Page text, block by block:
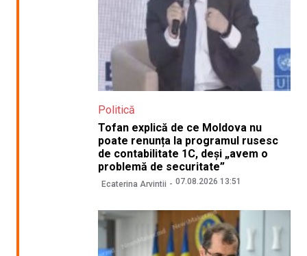
Politică
Tofan explică de ce Moldova nu
poate renunța la programul rusesc
de contabilitate 1C, deși „avem o
problemă de securitate”
Ecaterina Arvintii 07.08.2026 13:51